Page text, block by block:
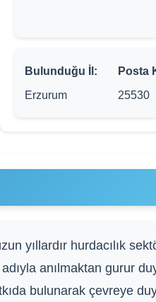
Bulunduğu İl:
Erzurum
Posta
25530
yıllardır hurdacılık
anılmaktan gurur
bulunarak çevreye